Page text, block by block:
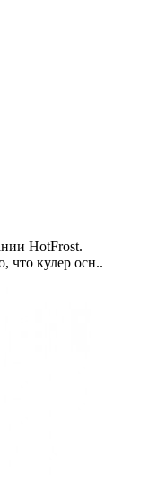
HotFrost.
что кулер осн..